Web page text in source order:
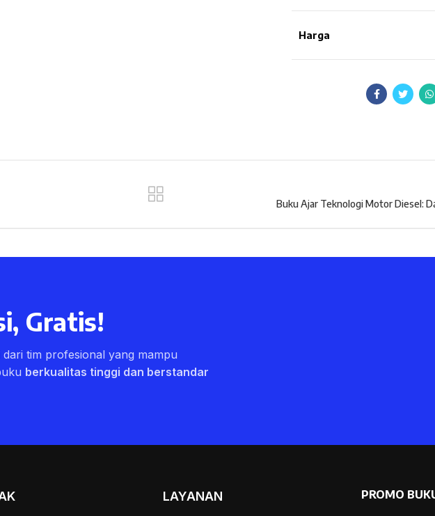
Harga
Buku Ajar Teknologi Motor Diesel:
Gratis!
tim profesional yang mampu
berkualitas tinggi dan berstandar
LAYANAN PROMO